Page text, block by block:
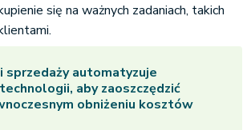
się na ważnych zadaniach, takich
automatyzuje
aby zaoszczędzić
obniżeniu kosztów